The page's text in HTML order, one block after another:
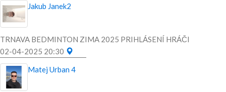
Jakub Janek2
TRNAVA BEDMINTON ZIMA 2025 PRIHLÁSENÍ HRÁČI
02-04-2025 20:30
Matej Urban4